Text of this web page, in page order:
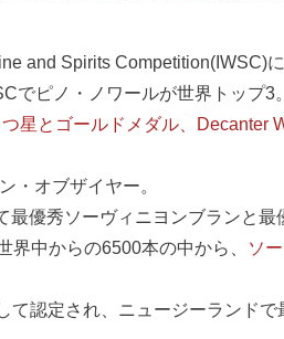
and Spirits Competition(IWSC)
でピノ・ノワールが世界トップ3。
星とゴールドメダル、Decanter
・オブザイヤー。
優秀ソーヴィニヨンブランと最
中からの6500本の中から、
ソ
て認定され、ニュージーランド